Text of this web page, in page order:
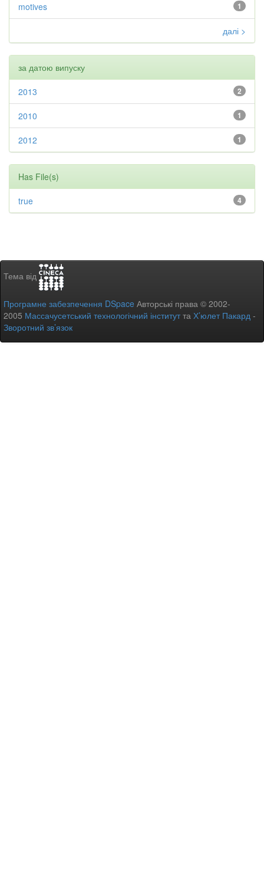
1
motives
далі >
за датою випуску
2
2013
1
2010
1
2012
Has File(s)
4
true
Тема від
Програмне забезпечення DSpace Авторські права © 2002-
2005 Массачусетський технологічний інститутта Х’юлет Пакард -
Зворотний зв’язок